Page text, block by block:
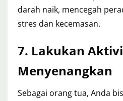
darah naik, mencegah
stres dan kecemasan.
7. Lakukan
Menyenangkan
Sebagai orang tua, Anda